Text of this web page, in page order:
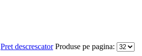
Pret descrescatorProduse pe pagina: